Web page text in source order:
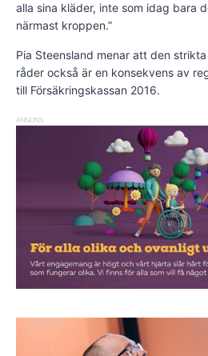
alla sina kläder, inte som idag bara
närmast kroppen.”
Pia Steensland menar att den
råder också är en konsekvens av
till Försäkringskassan 2016.
ANNONS